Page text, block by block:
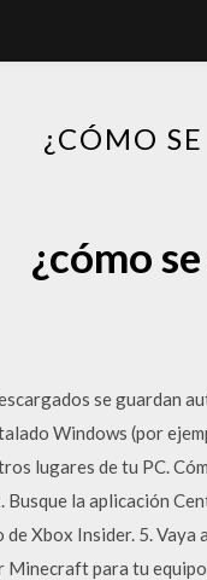
¿CÓMO
¿cómo
se guardan
Windows (por
lugares de tu PC.
Busque la aplicación
de Xbox Insider. 5.
Minecraft para tu